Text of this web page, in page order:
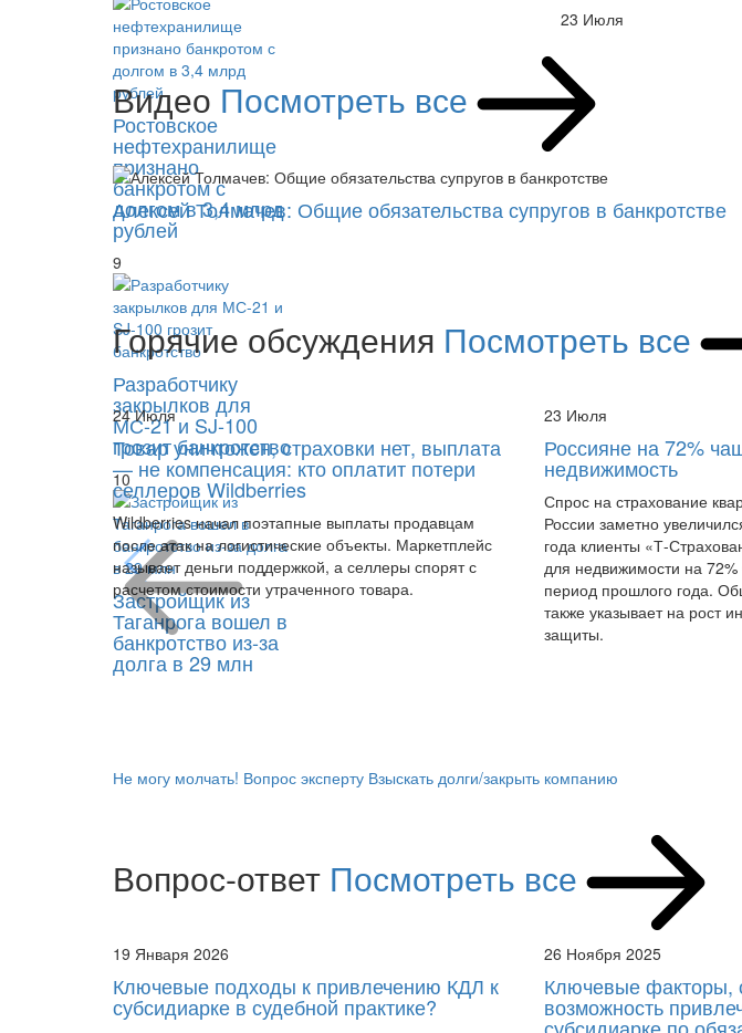
Ростовское
нефтехранилище
признано
банкротом с
долгом в 3,4 млрд
рублей
9
Разработчику
закрылков для
МС-21 и SJ-100
грозит банкротство
10
Застройщик из
Таганрога вошел в
банкротство из-за
долга в 29 млн
23 Июля
Видео Посмотреть все
Алексей Толмачев: Общие обязательства супругов в банкротстве
Горячие обсуждения Посмотреть все
24 Июля
Товар уничтожен, страховки нет, выплата
— не компенсация: кто оплатит потери
селлеров Wildberries
Wildberries начал поэтапные выплаты продавцам
после атак на логистические объекты. Маркетплейс
называет деньги поддержкой, а селлеры спорят с
расчетом стоимости утраченного товара.
23 Июля
Россияне на 72%
недвижимость
Спрос на страхование
России заметно
года клиенты «Т-
для недвижимости на
период прошлого года.
также указывает на рост
защиты.
Не могу молчать! Вопрос эксперту Взыскать долги/закрыть компанию
Вопрос-ответ Посмотреть все
19 Января 2026
Ключевые подходы к привлечению КДЛ к
субсидиарке в судебной практике?
26 Ноября 2025
Ключевые
возможность